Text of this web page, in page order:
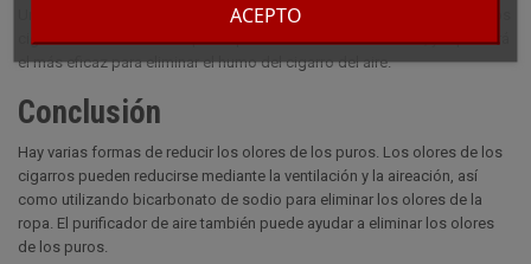
ACEPTO
Un purificador de aire es una buena manera de eliminar los olores de los
cigarros de su casa. Busque un purificador de aire con filtro, ya que será
el más eficaz para eliminar el humo del cigarro del aire.
Conclusión
Hay varias formas de reducir los olores de los puros. Los olores de los
cigarros pueden reducirse mediante la ventilación y la aireación, así
como utilizando bicarbonato de sodio para eliminar los olores de la
ropa. El purificador de aire también puede ayudar a eliminar los olores
de los puros.